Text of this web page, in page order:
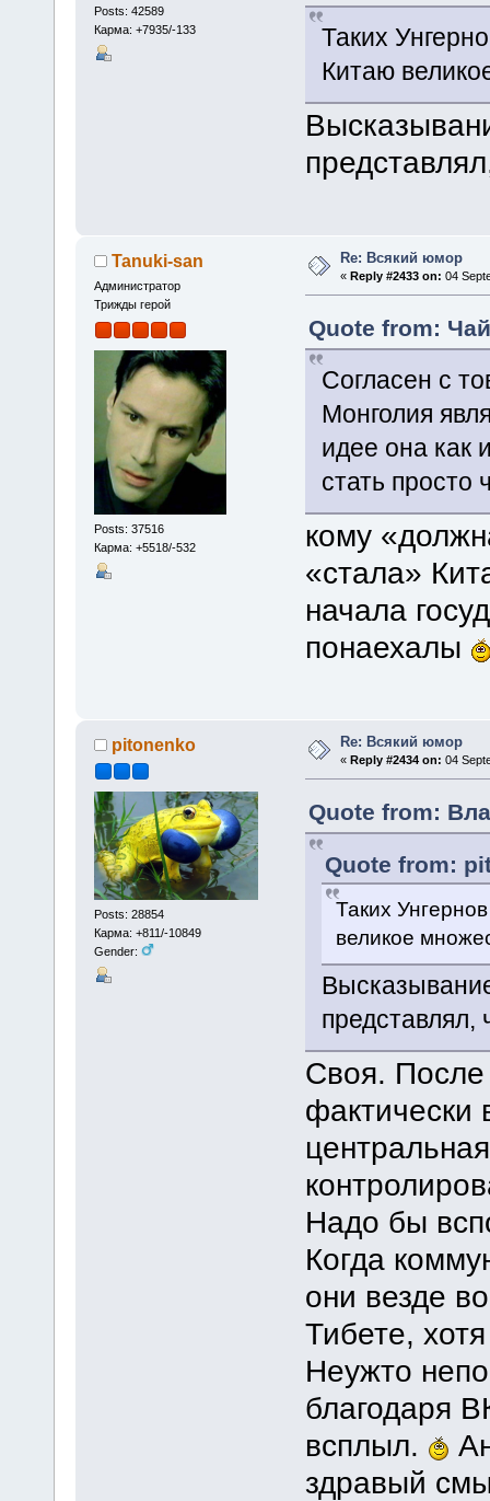
Posts: 42589
Карма: +7935/-133
Таких
Китаю
Tanuki-san
Администратор
Трижды герой
Posts: 37516
Карма: +5518/-532
Re: Всякий юмор
«Reply #2433 on: 04
Quote from:
Согласен с
Монголия
идее она как
стать просто
кому
«стала»
начала
понаехалы
pitonenko
Posts: 28854
Карма: +811/-10849
Gender:
Re: Всякий юмор
« Reply #2434 on: 04
Quote from:
Quote from:
Таких
великое
представлял,
Своя. После
фактически
Надо бы
Когда
они везде
Тибете,
Неужто
благодаря
всплыл.
здравый